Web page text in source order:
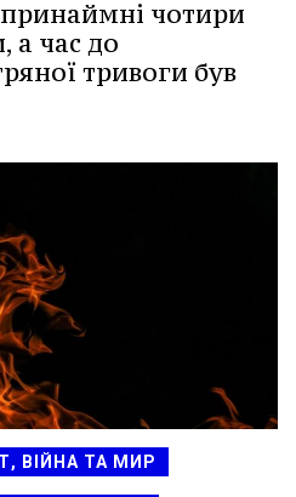
принаймні чотири
а час до
тривоги був
ВІЙНА ТА МИР